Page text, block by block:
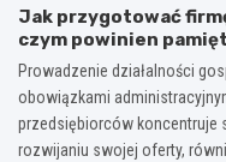
Jak przygotować
czym powinien
Prowadzenie działalności
obowiązkami
przedsiębiorców koncentruje
rozwijaniu swojej oferty,